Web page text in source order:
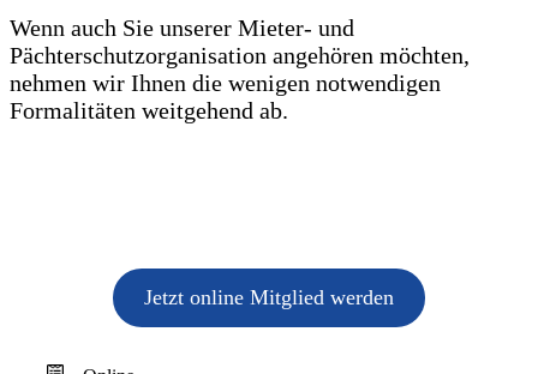
Wenn auch Sie unserer Mieter- und
Pächterschutzorganisation angehören möchten,
nehmen wir Ihnen die wenigen notwendigen
Formalitäten weitgehend ab.
Jetzt online Mitglied werden